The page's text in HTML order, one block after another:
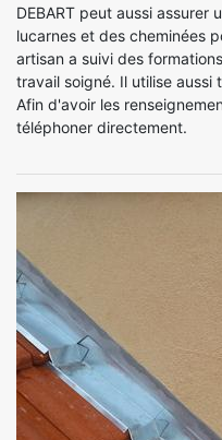
DEBART peut aussi
lucarnes et des cheminées
artisan a suivi des
travail soigné. Il utilise aussi
Afin d'avoir les
téléphoner directement.